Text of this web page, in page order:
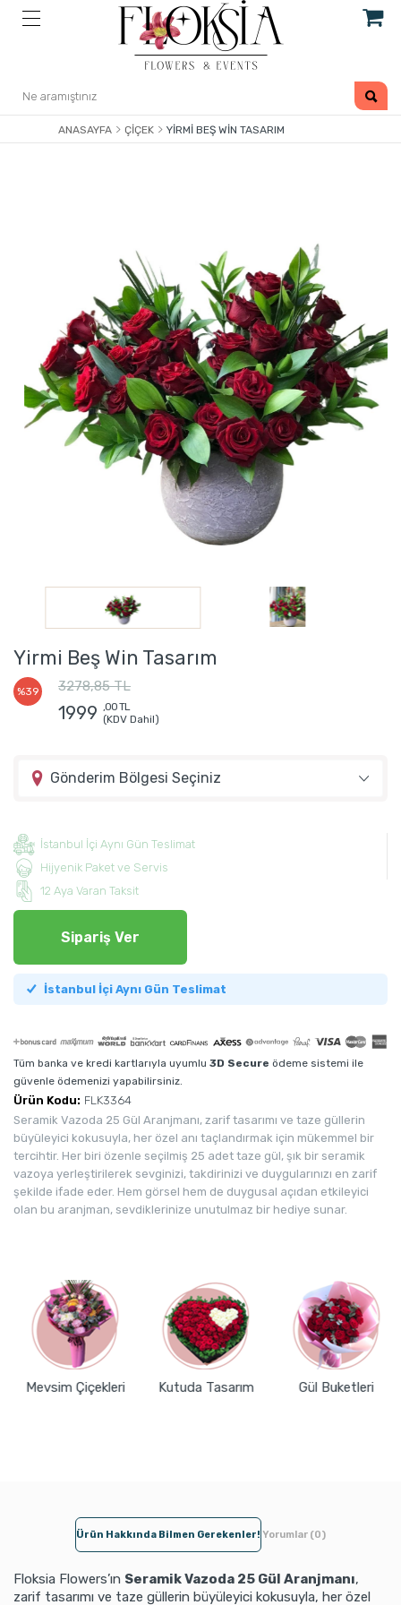
ANASAYFA ÇIÇEK YIRMI BEŞ WIN TASARIM
Yirmi Beş Win Tasarım
%39 3278,85 TL
1999 ,00 TL
(KDV Dahil)
Gönderim Bölgesi Seçiniz
İstanbul İçi Aynı Gün Teslimat
Hijyenik Paket ve Servis
12 Aya Varan Taksit
Sipariş Ver
İstanbul İçi Aynı Gün Teslimat
Tüm banka ve kredi kartlarıyla uyumlu 3D Secure ödeme sistemi ile
güvenle ödemenizi yapabilirsiniz.
Ürün Kodu: FLK3364
Seramik Vazoda 25 Gül Aranjmanı, zarif tasarımı ve taze güllerin
büyüleyici kokusuyla, her özel anı taçlandırmak için mükemmel bir
tercihtir. Her biri özenle seçilmiş 25 adet taze gül, şık bir seramik
vazoya yerleştirilerek sevginizi, takdirinizi ve duygularınızı en zarif
şekilde ifade eder. Hem görsel hem de duygusal açıdan etkileyici
olan bu aranjman, sevdiklerinize unutulmaz bir hediye sunar.
Mevsim Çiçekleri Kutuda Tasarım Gül Buketleri
Ürün Hakkında Bilmen Gerekenler! Yorumlar (0)
Floksia Flowers’ın Seramik Vazoda 25 Gül Aranjmanı,
zarif tasarımı ve taze güllerin büyüleyici kokusuyla, her özel